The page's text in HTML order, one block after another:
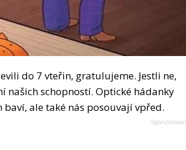
do 7 vteřin, gratulujeme. Jestli ne,
našich schopností. Optické hádanky
baví, ale také nás posouvají vpřed.